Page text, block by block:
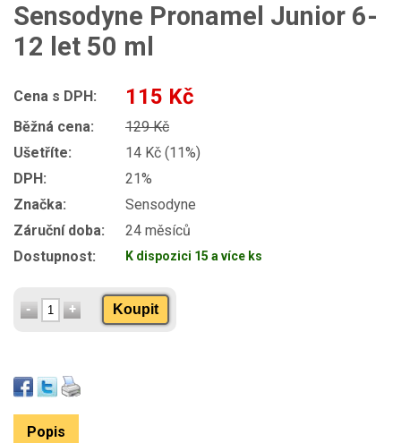
Sensodyne Pronamel Junior 6-
12 let 50 ml
Cena s DPH: 115 Kč
Běžná cena:
129 Kč
Ušetříte:
14 Kč (11%)
DPH:
21%
Značka:
Sensodyne
Záruční doba:
24 měsíců
Dostupnost:
K dispozici 15 a více ks
Koupit
Popis